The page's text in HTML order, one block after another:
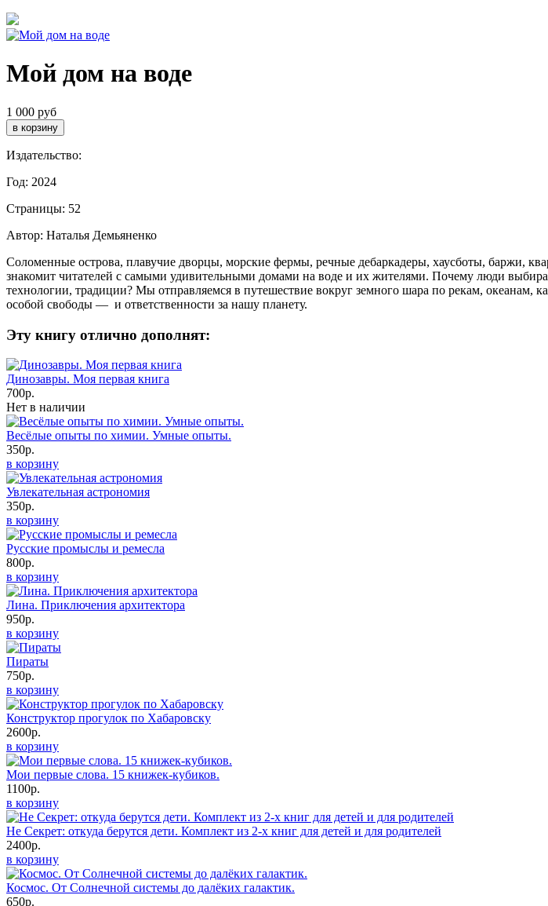
Мой дом на воде
1 000 руб
Издательство:
Год: 2024
Страницы: 52
Автор: Наталья Демьяненко
Соломенные острова, плавучие дворцы, морские фермы, речные дебаркадеры, хаусботы, баржи,
знакомит читателей с самыми удивительными домами на воде и их жителями. Почему люди
технологии, традиции? Мы отправляемся в путешествие вокруг земного шара по рекам,
особой свободы — и ответственности за нашу планету.
Эту книгу отлично дополнят:
Динозавры. Моя первая книга
700р.
Нет в наличии
Весёлые опыты по химии. Умные опыты.
350р.
в корзину
Увлекательная астрономия
350р.
в корзину
Русские промыслы и ремесла
800р.
в корзину
Лина. Приключения архитектора
950р.
в корзину
Пираты
750р.
в корзину
Конструктор прогулок по Хабаровску
2600р.
в корзину
Мои первые слова. 15 книжек-кубиков.
1100р.
в корзину
Не Секрет: откуда берутся дети. Комплект из 2-х книг для детей и для родителей
2400р.
в корзину
Космос. От Солнечной системы до далёких галактик.
650р.